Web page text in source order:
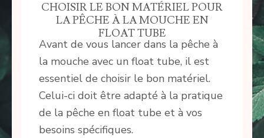
CHOISIR LE BON MATÉRIEL POUR
LA PÊCHE À LA MOUCHE EN
FLOAT TUBE
Avant de vous lancer dans la pêche à
la mouche avec un float tube, il est
essentiel de choisir le bon matériel.
Celui-ci doit être adapté à la pratique
de la pêche en float tube et à vos
besoins spécifiques.